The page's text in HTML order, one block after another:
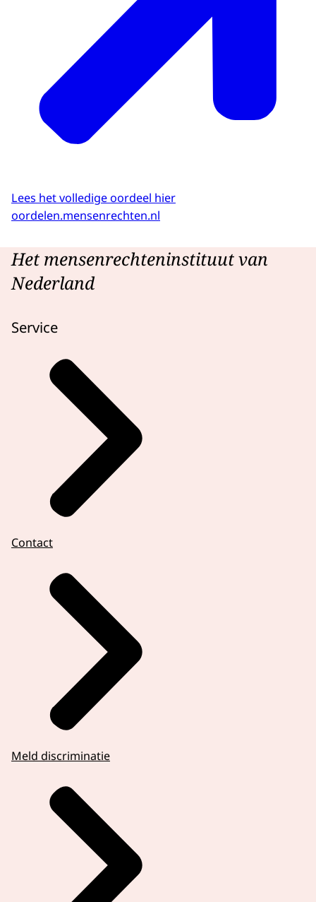
Lees het volledige oordeel hier
oordelen.mensenrechten.nl
Het mensenrechteninstituut van
Nederland
Service
Contact
Meld discriminatie